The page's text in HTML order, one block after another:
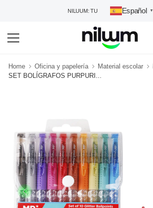
NILUUM: TU TIENDA DE CONFIANZA
Español ▼
Home Oficina y papelería Material escolar
SET BOLÍGRAFOS PURPURI...